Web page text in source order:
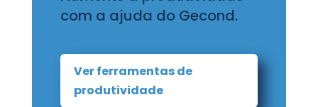
com a ajuda do Gecond.
Ver ferramentas de
produtividade